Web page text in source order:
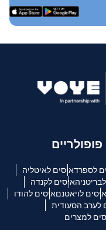
לספרדאיסים לאיטליה
איסים לקנדה
איסים לויאטנםאיסים להודו
לערב הסעודית
למצרים